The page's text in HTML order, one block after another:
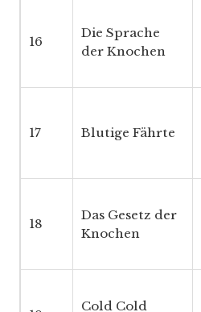
16
Die Sprache
der Knochen
17 Blutige Fährte
18
Das Gesetz der
Knochen
Cold Cold